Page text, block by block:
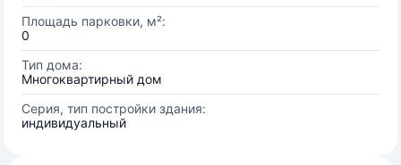
Площадь парковки, м²:
0
Тип дома:
Многоквартирный дом
Серия, тип постройки здания:
индивидуальный